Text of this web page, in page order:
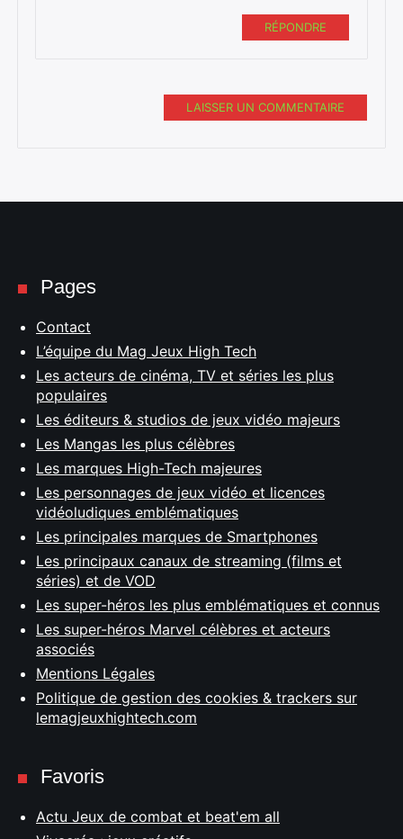
RÉPONDRE
LAISSER UN COMMENTAIRE
Pages
Contact
L’équipe du Mag Jeux High Tech
Les acteurs de cinéma, TV et séries les plus
populaires
Les éditeurs & studios de jeux vidéo majeurs
Les Mangas les plus célèbres
Les marques High-Tech majeures
Les personnages de jeux vidéo et licences
vidéoludiques emblématiques
Les principales marques de Smartphones
Les principaux canaux de streaming (films et
séries) et de VOD
Les super-héros les plus emblématiques et connus
Les super-héros Marvel célèbres et acteurs
associés
Mentions Légales
Politique de gestion des cookies & trackers sur
lemagjeuxhightech.com
Favoris
Actu Jeux de combat et beat'em all